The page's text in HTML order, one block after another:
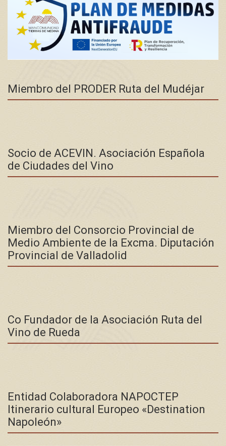
Miembro del PRODER Ruta del Mudéjar
Socio de ACEVIN. Asociación Española
de Ciudades del Vino
Miembro del Consorcio Provincial de
Medio Ambiente de la Excma. Diputación
Provincial de Valladolid
Co Fundador de la Asociación Ruta del
Vino de Rueda
Entidad Colaboradora NAPOCTEP
Itinerario cultural Europeo «Destination
Napoleón»